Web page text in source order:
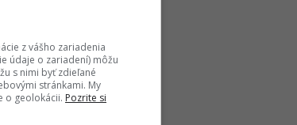
očkovacej
COVID-
z vášho zariadenia
údaje o zariadení) môžu
s nimi byť zdieľané
stránkami. My
o geolokácii. Pozrite si